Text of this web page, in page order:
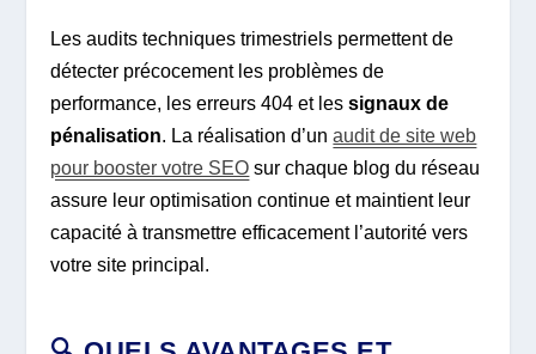
Les audits techniques trimestriels permettent de
détecter précocement les problèmes de
performance, les erreurs 404 et lessignaux de
pénalisation. La réalisation d’unaudit de site web
pour booster votre SEO sur chaque blog du réseau
assure leur optimisation continue et maintient leur
capacité à transmettre efficacement l’autorité vers
votre site principal.